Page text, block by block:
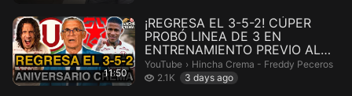
11:50
¡REGRESA EL 3-5-2! CÚPER
PROBÓ LINEA DE 3 EN
ENTRENAMIENTO PREVIO AL
ENCUENTRO ANTE S...
YouTube › Hincha Crema - Freddy Peceros.
Hincha Crema - Freddy Peceros
2.1K
2.1 thousand views
3 days ago